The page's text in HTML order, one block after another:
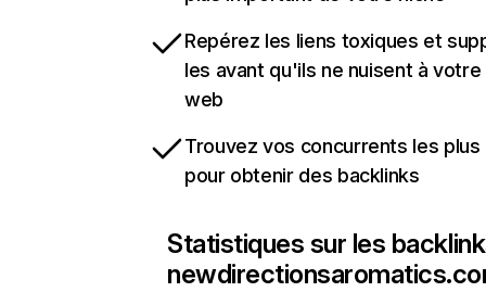
Repérez les liens toxiques et
les avant qu'ils ne nuisent à
web
Trouvez vos concurrents les
pour obtenir des backlinks
Statistiques sur les